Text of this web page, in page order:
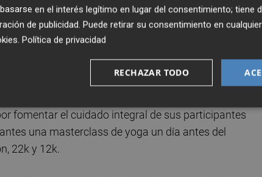
de la talla del atleta olímpico Dani Mateo, de Paula y
la argentina Fedra Aldana, el chileno Carlos Martín,
y la británica Augusté Agustinaité.
fomentar el cuidado integral de sus participantes
una masterclass de yoga un día antes del
22k y 12k.
en el interés legítimo en lugar del consentimiento; tiene
de publicidad. Puede retirar su consentimiento en
. Política de privacidad
RECHAZAR TODO